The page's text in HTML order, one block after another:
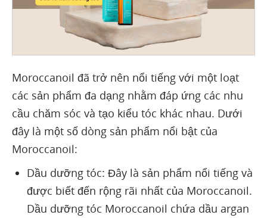
Moroccanoil đã trở nên nổi tiếng với một loạt
các sản phẩm đa dạng nhằm đáp ứng các nhu
cầu chăm sóc và tạo kiểu tóc khác nhau. Dưới
đây là một số dòng sản phẩm nổi bật của
Moroccanoil:
Dầu dưỡng tóc: Đây là sản phẩm nổi tiếng và
được biết đến rộng rãi nhất của Moroccanoil.
Dầu dưỡng tóc Moroccanoil chứa dầu argan